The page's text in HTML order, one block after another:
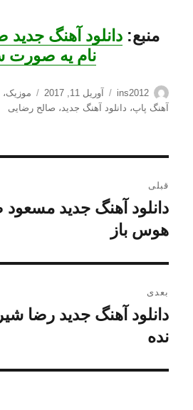
منبع: دانلود آهنگ جدید
نام یه صورت
نویسنده
ins2012
ارسال
شده
آوریل 11, 2017 دسته‌ها
موزیک،
آهنگ پاپ، دانلود آهنگ جدید، صالح رضایی
نوشته
قبلی
نوشته
قبلی:
دانلود آهنگ جدید مسعود
هوس باز
بعدی
نوشته
بعدی:
دانلود آهنگ جدید رضا
نده